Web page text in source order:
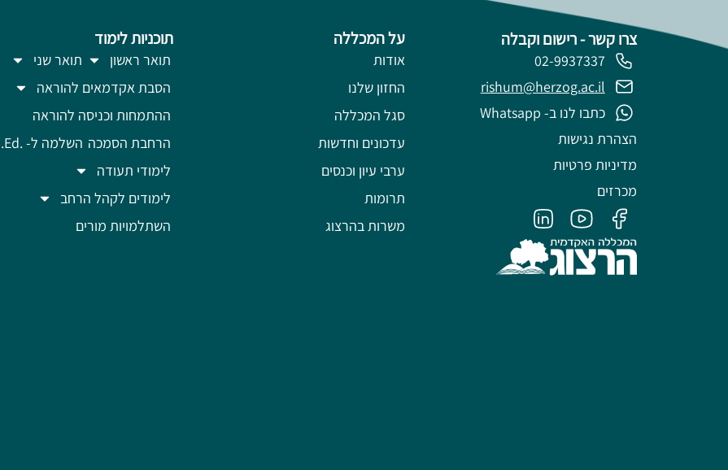
צרו קשר - רישום וקבלה
02-9937337
rishum@herzog.ac.il
כתבו לנו ב- Whatsapp
הצהרת נגישות
מדיניות פרטיות
מכרזים
על המכללה
אודות
החזון שלנו
סגל המכללה
עדכונים וחדשות
ערבי עיון וכנסים
תרומות
משרות בהרצוג
תוכניות לימוד
תואר ראשון
תואר שני
הסבת אקדמאים להוראה
ההתמחות וכניסה להוראה
הרחבת הסמכה השלמה ל- .B.Ed
לימודי תעודה
לימודים לקהל הרחב
השתלמויות מורים